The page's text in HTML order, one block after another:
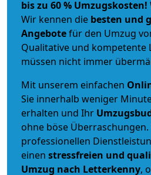
bis zu 60 % Umzugskosten!
Wir kennen die besten und
Angebotefür den Umzug
Qualitative und kompetente
müssen nicht immer
Mit unserem einfachen
Sie innerhalb weniger
erhalten und Ihr
ohne böse
professionellen
einen stressfreien und
Umzug nach Letterkenny,